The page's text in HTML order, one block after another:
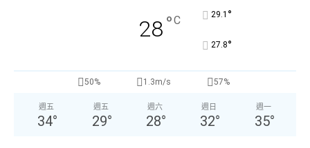
28°C 29.1 °
27.8°
50% 1.3m/s 57%
週五
34°
週五
29°
週六
28°
週日
32°
週一
35°